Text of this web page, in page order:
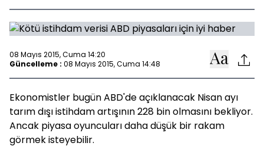
08 Mayıs 2015, Cuma 14:20
Güncelleme : 08 Mayıs 2015, Cuma 14:48
Ekonomistler bugün ABD'de açıklanacak Nisan ayı
tarım dışı istihdam artışının 228 bin olmasını bekliyor.
Ancak piyasa oyuncuları daha düşük bir rakam
görmek isteyebilir.